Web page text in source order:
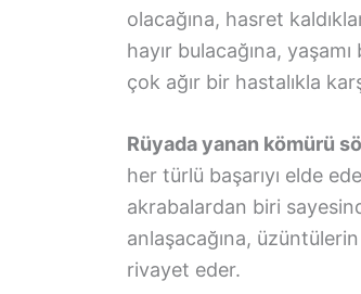
olacağına, hasret
hayır bulacağına,
çok ağır bir hastalıkla
Rüyada yanan kömürü
her türlü başarıyı elde
akrabalardan biri
anlaşacağına,
rivayet eder.